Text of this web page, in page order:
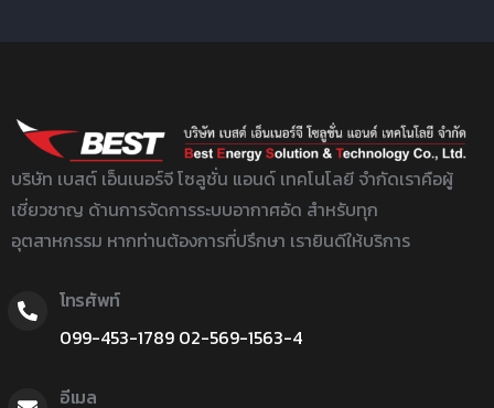
บริษัท เบสต์ เอ็นเนอร์จี โซลูชั่น แอนด์ เทคโนโลยี จำกัดเราคือผู้
เชี่ยวชาญ ด้านการจัดการระบบอากาศอัด สำหรับทุก
อุตสาหกรรม หากท่านต้องการที่ปรึกษา เรายินดีให้บริการ
โทรศัพท์
099-453-1789 02-569-1563-4
อีเมล